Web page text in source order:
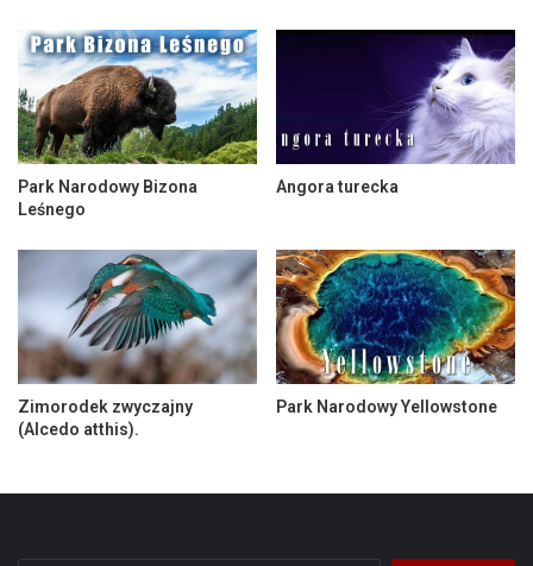
Park Narodowy Bizona
Leśnego
Angora turecka
Zimorodek zwyczajny
(Alcedo atthis).
Park Narodowy Yellowstone